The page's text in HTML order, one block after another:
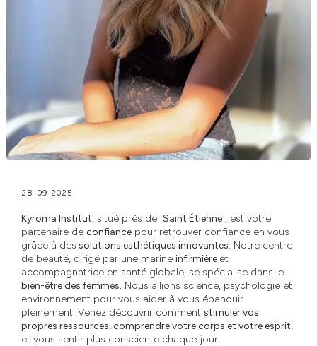
28-09-2025
Kyroma Institut, situé près de Saint Étienne , est votre
partenaire de confiance pour retrouver confiance en vous
grâce à des solutions esthétiques innovantes. Notre centre
de beauté, dirigé par une marine infirmière et
accompagnatrice en santé globale, se spécialise dans le
bien-être des femmes. Nous allions science, psychologie et
environnement pour vous aider à vous épanouir
pleinement. Venez découvrir comment stimuler vos
propres ressources, comprendre votre corps et votre esprit,
et vous sentir plus consciente chaque jour.